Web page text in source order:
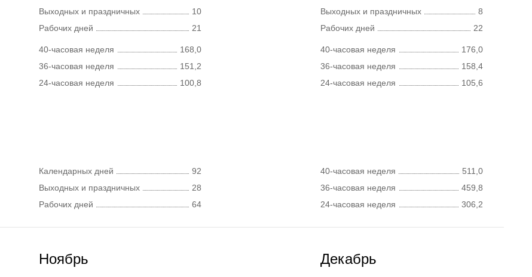
Выходных и праздничных
10
Рабочих дней
21
40-часовая неделя
168,0
36-часовая неделя
151,2
24-часовая неделя
100,8
Выходных и праздничных
8
Рабочих дней
22
40-часовая неделя
176,0
36-часовая неделя
158,4
24-часовая неделя
105,6
Календарных дней
92
Выходных и праздничных
28
Рабочих дней
64
40-часовая неделя
511,0
36-часовая неделя
459,8
24-часовая неделя
306,2
Ноябрь Декабрь